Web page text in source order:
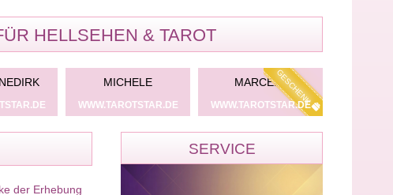
HELLSEHEN & TAROT
MICHELE
WWW.TAROTSTAR.DE GESCHENK
MARCELA
WWW.TAROTSTAR.DE
der Erhebung
SERVICE